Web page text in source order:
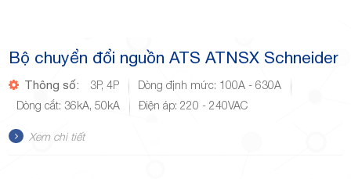
Bộ chuyển đổi nguồn ATS ATNSX Schneider
Thông số: 3P, 4P
Dòng định mức: 100A - 630A
Dòng cắt: 36kA, 50kA
Điện áp: 220 - 240VAC
Xem chi tiết